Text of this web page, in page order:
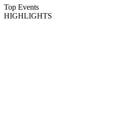
Top Events
HIGHLIGHTS